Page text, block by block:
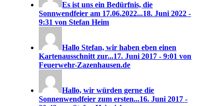
Es ist uns ein Bedürfnis, die
Sonnwendfeier am 17.06.2022...18. Juni 2022 -
9:31 von Stefan Heim
Hallo Stefan, wir haben eben einen
Kartenausschnitt zur...17. Juni 2017 - 9:01 von
Feuerwehr-Zazenhausen.de
Hallo, wir würden gerne die
Sonnenwendfeier zum ersten...16. Juni 2017 -